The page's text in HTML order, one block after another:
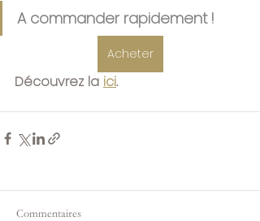
A commander rapidement !
Acheter
Découvrez la ici.
Commentaires